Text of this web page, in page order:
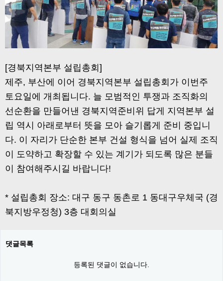
[경북지역본부 설립총회]
제주, 부산에 이어 경북지역본부 설립총회가 이번주
토요일에 개최됩니다. 늘 모범적인 투쟁과 조직화의
선순환을 만들어낸 경북지역준비위 답게 지역본부 설
립 역시 아래로부터 뜻을 모아 슬기롭게 준비 중입니
다. 이 자리가 단순한 본부 건설 형식을 넘어 실제 조직
이 도약하고 확장할 수 있는 계기가 되도록 많은 분들
이 참여해주시길 바랍니다!
* 설립총회 장소: 대구 동구 동촌로 1 동대구우체국 (경
북지방우정청) 3층 대회의실
댓글목록
등록된 댓글이 없습니다.